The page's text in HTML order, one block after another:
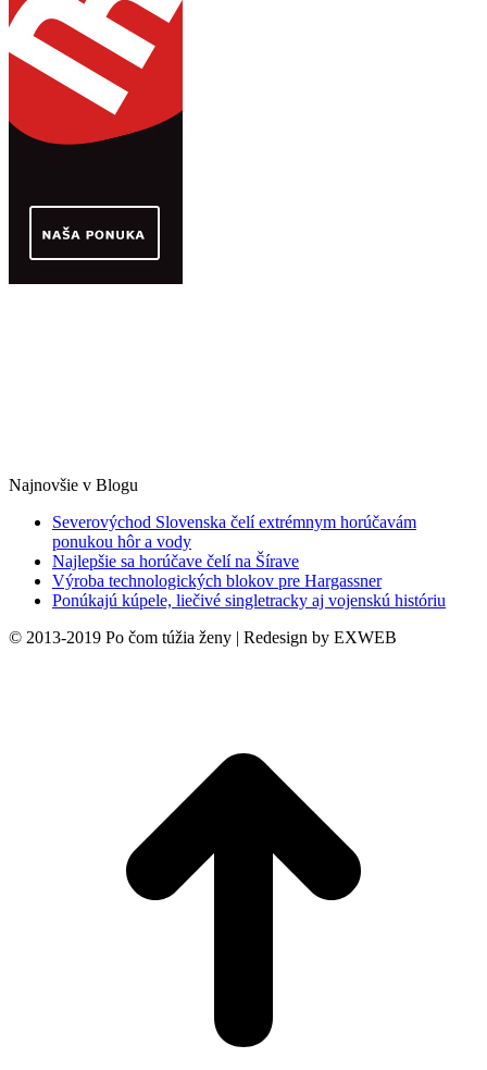
Najnovšie v Blogu
Severovýchod Slovenska čelí extrémnym horúčavám
ponukou hôr a vody
Najlepšie sa horúčave čelí na Šírave
Výroba technologických blokov pre Hargassner
Ponúkajú kúpele, liečivé singletracky aj vojenskú históriu
© 2013-2019 Po čom túžia ženy | Redesign by EXWEB